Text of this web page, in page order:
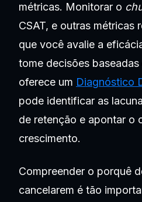
métricas. Monitorar o
CSAT, e outras métricas
que você avalie a
tome decisões
oferece um Diagnóstico
pode identificar as
de retenção e apontar o
crescimento.
Compreender o porquê
cancelarem é tão